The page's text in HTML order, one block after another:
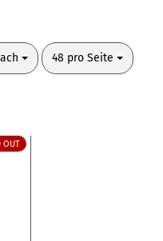
48 pro Seite
pro Seite
OUT